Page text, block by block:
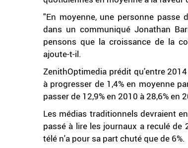
"En moyenne, une personne
dans un communiqué Jonathan
pensons que la croissance de la
ajoute-t-il.
ZenithOptimedia prédit qu'entre
à progresser de 1,4% en moyenne
passer de 12,9% en 2010 à 28,6% en
Les médias traditionnels devraient
passé à lire les journaux a reculé de
télé n'a pour sa part chuté que de 6%.